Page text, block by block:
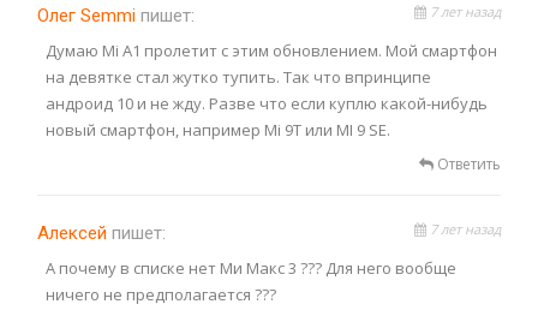
Олег Semmi пишет: 7 лет назад
Думаю Mi A1 пролетит с этим обновлением. Мой смартфон
на девятке стал жутко тупить. Так что впринципе
андроид 10 и не жду. Разве что если куплю какой-нибудь
новый смартфон, например Mi 9T или MI 9 SE.
Ответить
Алексей пишет: 7 лет назад
А почему в списке нет Ми Макс 3 ??? Для него вообще
ничего не предполагается ???